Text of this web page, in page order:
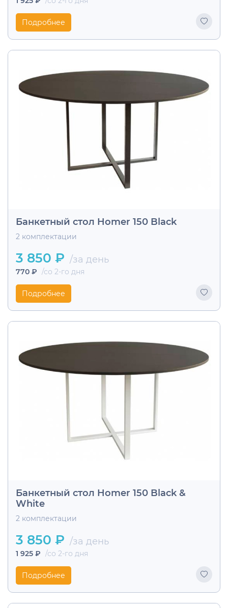
Подробнее
Банкетный стол Homer 150 Black
2 комплектации
3 850 ₽ /за день
770 ₽ /со 2-го дня
Подробнее
Банкетный стол Homer 150 Black &
White
2 комплектации
3 850 ₽ /за день
1 925 ₽ /со 2-го дня
Подробнее